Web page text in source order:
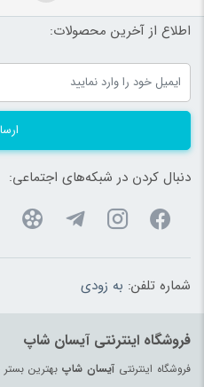
اطلاع از آخرین محصولات:
دنبال کردن در شبکه‌های اجتماعی:
شماره تلفن: به زودی
فروشگاه اینترنتی آیسان شاپ
فروشگاه اینترنتیآیسان شاپبهترین بستر